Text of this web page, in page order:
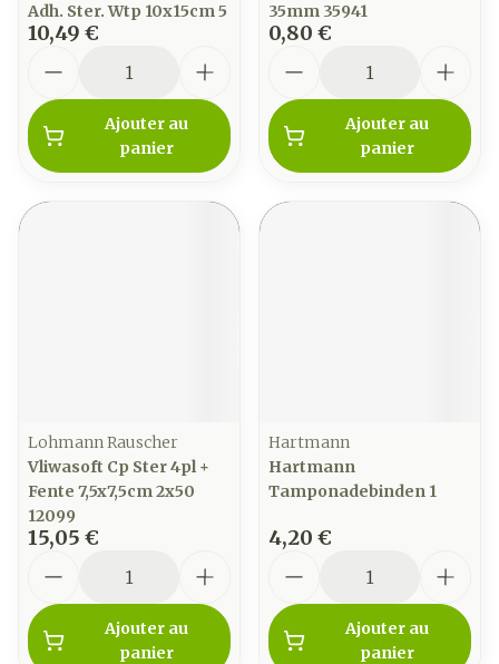
Adh. Ster. Wtp 10x15cm 5
10,49 €
Ajouter au
panier
35mm 35941
0,80 €
Ajouter au
panier
Lohmann Rauscher
Vliwasoft Cp Ster 4pl +
Fente 7,5x7,5cm 2x50
12099
15,05 €
Ajouter au
panier
Hartmann
Hartmann
Tamponadebinden 1
4,20 €
Ajouter au
panier